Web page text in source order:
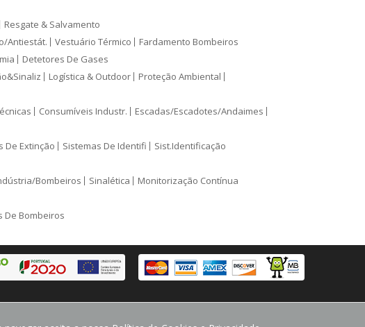
Resgate & Salvamento
Antiestát. Vestuário Térmico Fardamento Bombeiros
Detetores De Gases
Logística & Outdoor
Proteção Ambiental
Consumíveis Industr.
Escadas/Escadotes/Andaimes
De Extinção Sistemas De Identifi Sist.Identificação
Bombeiros Sinalética Monitorização Contínua
De Bombeiros